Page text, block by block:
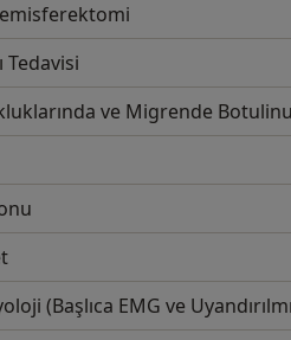
Tedavisi
ve Migrende
(Başlıca EMG ve